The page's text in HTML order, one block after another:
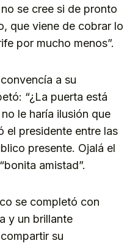
se cree si de pronto
que viene de cobrar lo
por mucho menos”.
a su
“¿La puerta está
le haría ilusión que
el presidente entre las
presente. Ojalá el
amistad”.
se completó con
y un brillante
su